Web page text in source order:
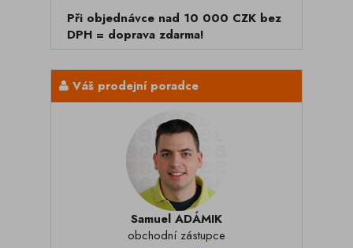
Při objednávce nad 10 000 CZK bez
DPH = doprava zdarma!
Váš prodejní poradce
Samuel ADÁMIK
obchodní zástupce